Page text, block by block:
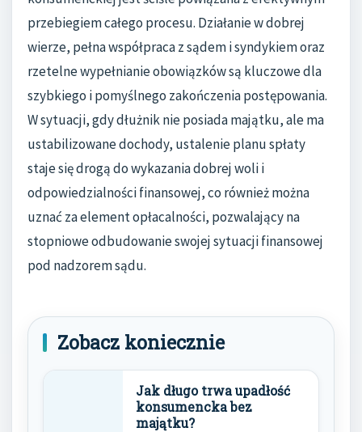
przebiegiem całego procesu. Działanie w dobrej
wierze, pełna współpraca z sądem i syndykiem oraz
rzetelne wypełnianie obowiązków są kluczowe dla
szybkiego i pomyślnego zakończenia postępowania.
W sytuacji, gdy dłużnik nie posiada majątku, ale ma
ustabilizowane dochody, ustalenie planu spłaty
staje się drogą do wykazania dobrej woli i
odpowiedzialności finansowej, co również można
uznać za element opłacalności, pozwalający na
stopniowe odbudowanie swojej sytuacji finansowej
pod nadzorem sądu.
Zobacz koniecznie
Jak długo trwa upadłość
konsumencka bez
majątku?